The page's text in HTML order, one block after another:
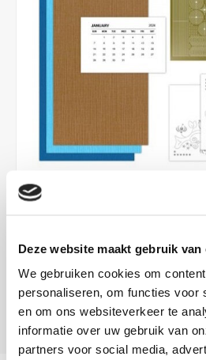
Deze website maakt gebruik van
We gebruiken cookies om
personaliseren, om functies voor
en om ons websiteverkeer te
informatie over uw gebruik van
partners voor social media,
DIRECT LEVERBAAR
Toevoegen
DELEN: